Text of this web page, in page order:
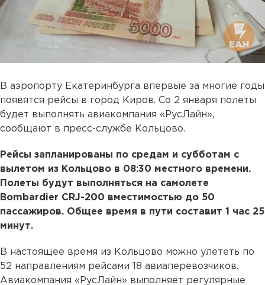
В аэропорту Екатеринбурга впервые за многие годы
появятся рейсы в город Киров. Со 2 января полеты
будет выполнять авиакомпания «РусЛайн»,
сообщают в пресс-службе Кольцово.
Рейсы запланированы по средам и субботам с
вылетом из Кольцово в 08:30 местного времени.
Полеты будут выполняться на самолете
Bombardier CRJ-200 вместимостью до 50
пассажиров. Общее время в пути составит 1 час 25
минут.
В настоящее время из Кольцово можно улететь по
52 направлениям рейсами 18 авиаперевозчиков.
Авиакомпания «РусЛайн» выполняет регулярные